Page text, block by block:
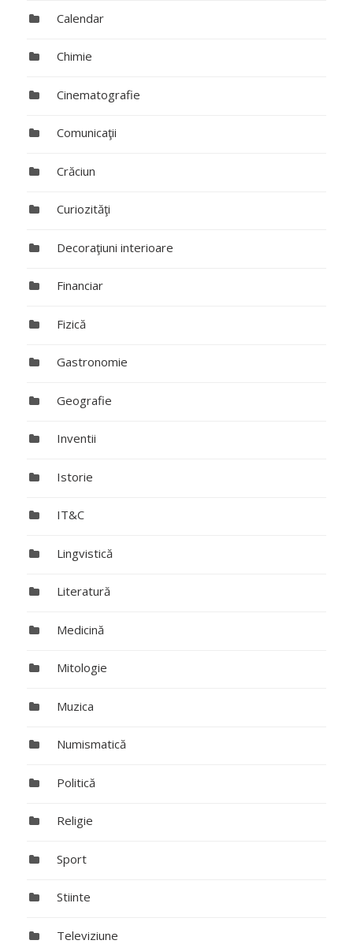
Calendar
Chimie
Cinematografie
Comunicaţii
Crăciun
Curiozităţi
Decoraţiuni interioare
Financiar
Fizică
Gastronomie
Geografie
Inventii
Istorie
IT&C
Lingvistică
Literatură
Medicină
Mitologie
Muzica
Numismatică
Politică
Religie
Sport
Stiinte
Televiziune